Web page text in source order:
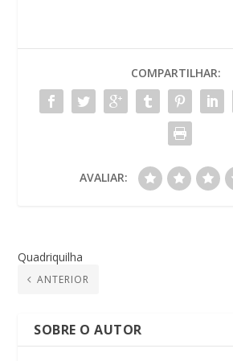
COMPARTILHAR:
AVALIAR:
Quadriquilha
ANTERIOR
SOBRE O AUTOR